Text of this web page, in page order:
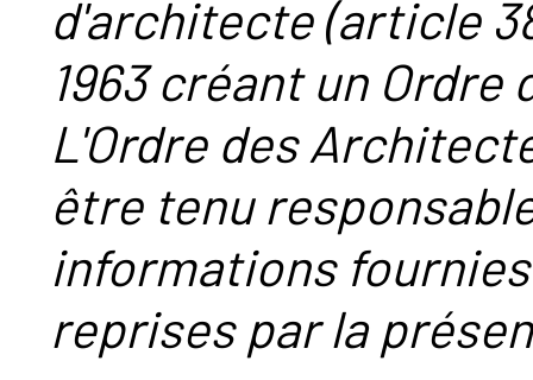
d'architecte (article
1963 créant un
L'Ordre des
être tenu
informations
reprises par la